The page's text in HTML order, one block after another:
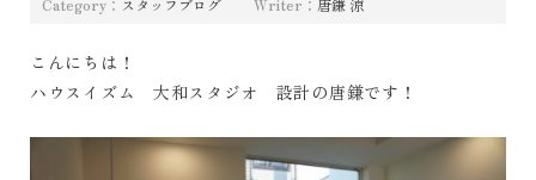
Category： スタッフブログ Writer： 唐鎌 涼
こんにちは！
ハウスイズム 大和スタジオ 設計の唐鎌です！